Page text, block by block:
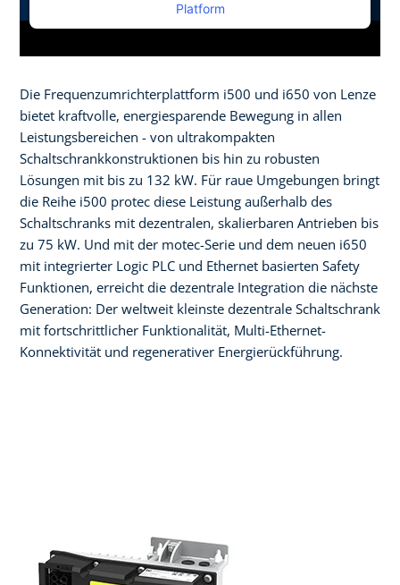
Platform
Die Frequenzumrichterplattform i500 und i650 von Lenze
bietet kraftvolle, energiesparende Bewegung in allen
Leistungsbereichen - von ultrakompakten
Schaltschrankkonstruktionen bis hin zu robusten
Lösungen mit bis zu 132 kW. Für raue Umgebungen bringt
die Reihe i500 protec diese Leistung außerhalb des
Schaltschranks mit dezentralen, skalierbaren Antrieben bis
zu 75 kW. Und mit der motec-Serie und dem neuen i650
mit integrierter Logic PLC und Ethernet basierten Safety
Funktionen, erreicht die dezentrale Integration die nächste
Generation: Der weltweit kleinste dezentrale Schaltschrank
mit fortschrittlicher Funktionalität, Multi-Ethernet-
Konnektivität und regenerativer Energierückführung.